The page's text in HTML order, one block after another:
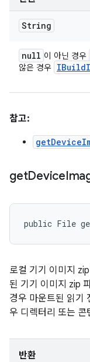
String
null 이 아닌 경우
않은 경우 IBuild
참고:
getDevice
public File
로컬 기기 이미지
된 기기 이미지 zip
경우 마운트된 읽기
우 디렉터리 또는
반환